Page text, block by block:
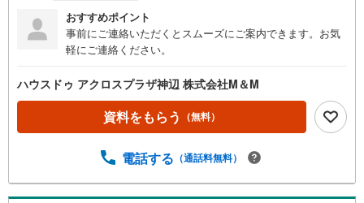
おすすめポイント
事前にご連絡いただくとスムーズにご案内できます。お気
軽にご連絡ください。
ハウスドゥ アクロスプラザ神辺 株式会社M＆M
資料をもらう （無料）
電話する （通話料無料）